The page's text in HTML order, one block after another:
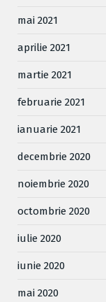
mai 2021
aprilie 2021
martie 2021
februarie 2021
ianuarie 2021
decembrie 2020
noiembrie 2020
octombrie 2020
iulie 2020
iunie 2020
mai 2020